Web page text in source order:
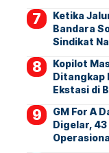
Ketika
Bandara
Sindikat
Kopilot
Ditangkap
Ekstasi di
GM For A
Digelar, 43